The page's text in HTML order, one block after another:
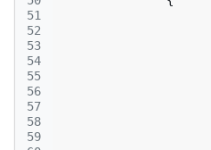
51
52
53
54
55
56
57
58
59